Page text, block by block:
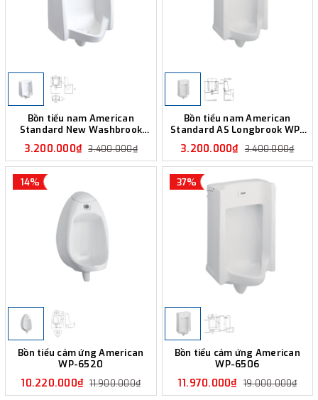
Bồn tiểu nam American
Standard New Washbrook
3.200.000₫ 3.400.000₫
Bồn tiểu nam American
Standard AS Longbrook WP-
3.200.000₫ 3.400.000₫
14%
Bồn tiểu cảm ứng American
WP-6520
10.220.000₫ 11.900.000₫
37%
Bồn tiểu cảm ứng American
WP-6506
11.970.000₫ 19.000.000₫